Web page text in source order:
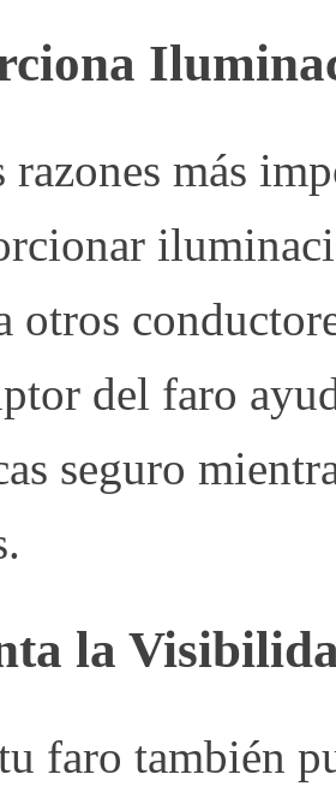
razones más
otros
del faro
seguro
la
faro también